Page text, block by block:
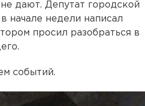
дают. Депутат городской
в начале недели написал
просил разобраться в
событий.